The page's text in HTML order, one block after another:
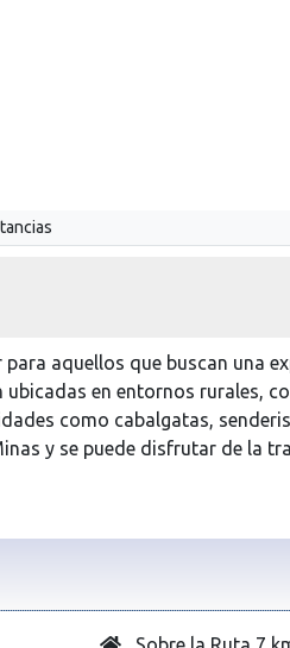
aquellos que buscan una
ubicadas en entornos rurales,
como cabalgatas,
y se puede disfrutar de la